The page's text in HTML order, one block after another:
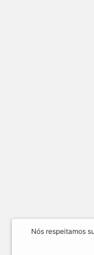
Nós respeitamos